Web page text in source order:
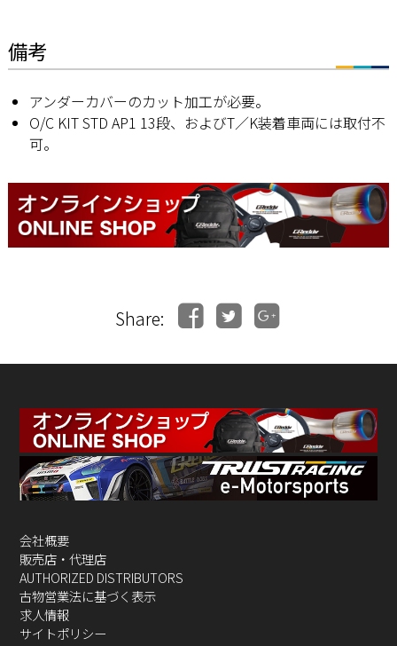
備考
アンダーカバーのカット加工が必要。
O/C KIT STD AP1 13段、およびT／K装着車両には取付不
可。
Share:
会社概要
販売店・代理店
AUTHORIZED DISTRIBUTORS
古物営業法に基づく表示
求人情報
サイトポリシー